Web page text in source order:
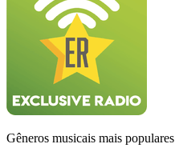
Gêneros musicais mais populares